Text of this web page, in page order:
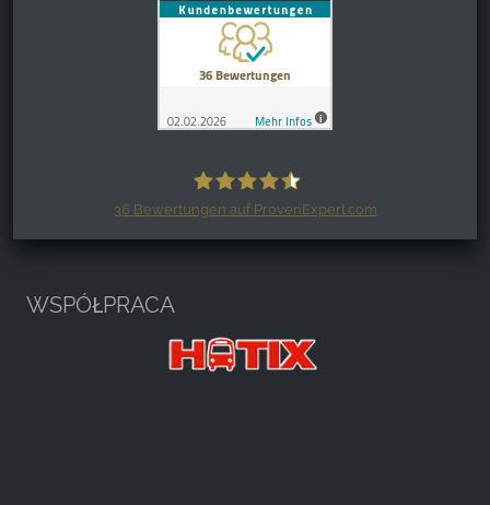
Harzspots.com - Den neuen Harz
36 Bewertungen auf ProvenExpert.com
WSPÓŁPRACA